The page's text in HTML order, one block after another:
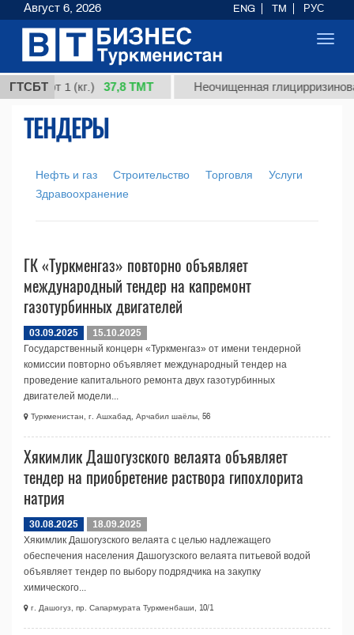
ГТСБТ
сорт 1 (кг.) 37,8 ТМТ Неочищенная
ТЕНДЕРЫ
Нефть и газ Строительство Торговля
Услуги
Здравоохранение
ГК «Туркменгаз» повторно объявляет
международный тендер на капремонт
газотурбинных двигателей
03.09.2025
15.10.2025
Государственный концерн «Туркменгаз» от имени тендерной
комиссии повторно объявляет международный тендер на
проведение капитального ремонта двух газотурбинных
двигателей модели...
Туркменистан, г. Ашхабад, Арчабил шаёлы, 56
Хякимлик Дашогузского велаята объявляет
тендер на приобретение раствора гипохлорита
натрия
30.08.2025
18.09.2025
Хякимлик Дашогузского велаята с целью надлежащего
обеспечения населения Дашогузского велаята питьевой водой
объявляет тендер по выбору подрядчика на закупку
химического...
г. Дашогуз, пр. Сапармурата Туркменбаши, 10/1
Август 6, 2026 ENG TM РУС